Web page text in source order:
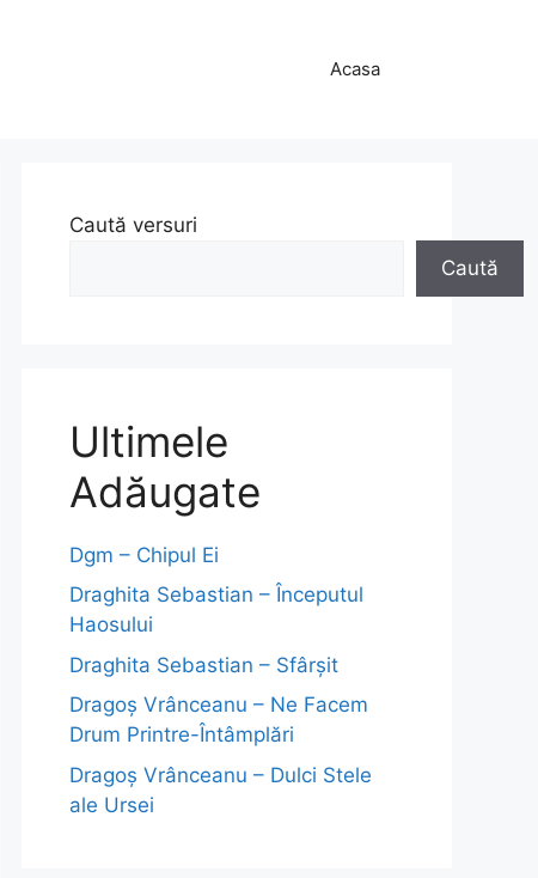
Acasa
Caută versuri
Caută
Ultimele
Adăugate
Dgm – Chipul Ei
Draghita Sebastian – Începutul
Haosului
Draghita Sebastian – Sfârșit
Dragoş Vrânceanu – Ne Facem
Drum Printre-Întâmplări
Dragoş Vrânceanu – Dulci Stele
ale Ursei